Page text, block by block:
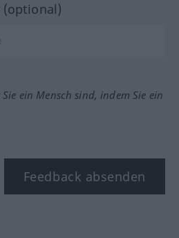
(optional)
ein Mensch sind, indem Sie ein
Feedback absenden